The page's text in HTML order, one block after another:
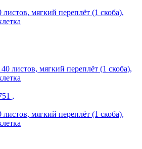
мягкий переплёт (1 скоба),
,
мягкий переплёт (1 скоба),